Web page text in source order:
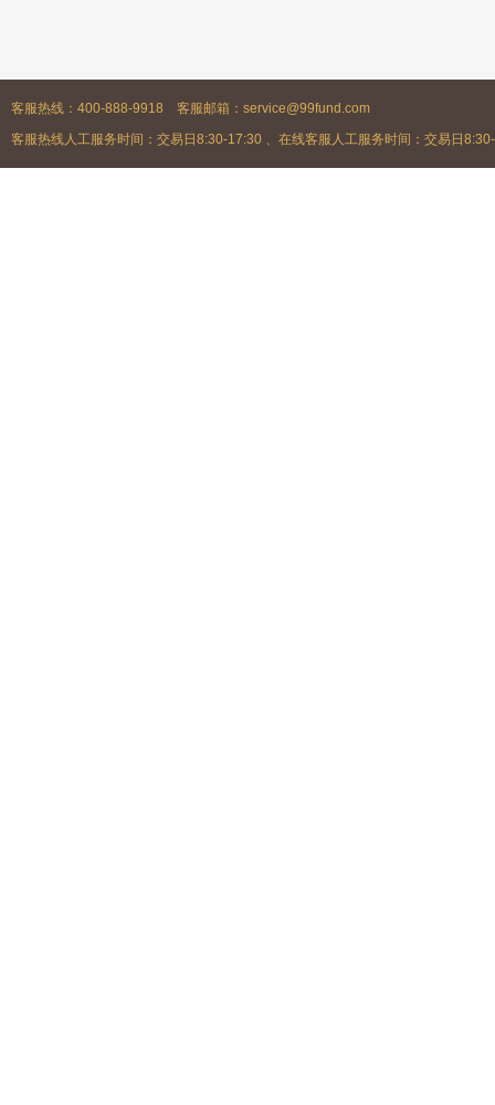
客服热线：400-888-9918 客服邮箱：service@99fund.com
客服热线人工服务时间：交易日8:30-17:30 、在线客服人工服务时间：交易日